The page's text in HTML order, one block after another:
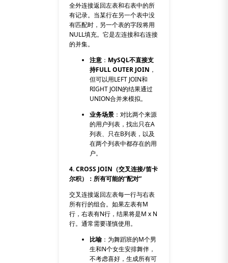
全外连接返回左表和右表中的所
有记录。当某行在另一个表中没
有匹配时，另一个表的字段将用
NULL填充。它是左连接和右连接
的并集。
注意 ： MySQL不直接支
持FULL OUTER JOIN ，
但可以用LEFT JOIN和
RIGHT JOIN的结果通过
UNION合并来模拟。
业务场景 ：对比两个来源
的用户列表，找出只在A
列表、只在B列表，以及
在两个列表中都存在的用
户。
4. CROSS JOIN（交叉连接/笛卡
尔积）：所有可能的“配对”
交叉连接返回左表每一行与右表
所有行的组合。如果左表有M
行，右表有N行，结果将是M x N
行。通常需要谨慎使用。
比喻 ：为舞蹈班的M个男
生和N个女生安排舞伴，
不考虑喜好，生成所有可